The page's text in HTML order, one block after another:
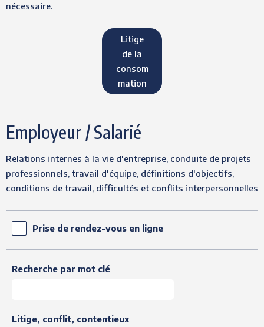
nécessaire.
Litige
de la
consom
mation
Employeur / Salarié
Relations internes à la vie d'entreprise, conduite de projets
professionnels, travail d'équipe, définitions d'objectifs,
conditions de travail, difficultés et conflits interpersonnelles
Prise de rendez-vous en ligne
Recherche par mot clé
Litige, conflit, contentieux